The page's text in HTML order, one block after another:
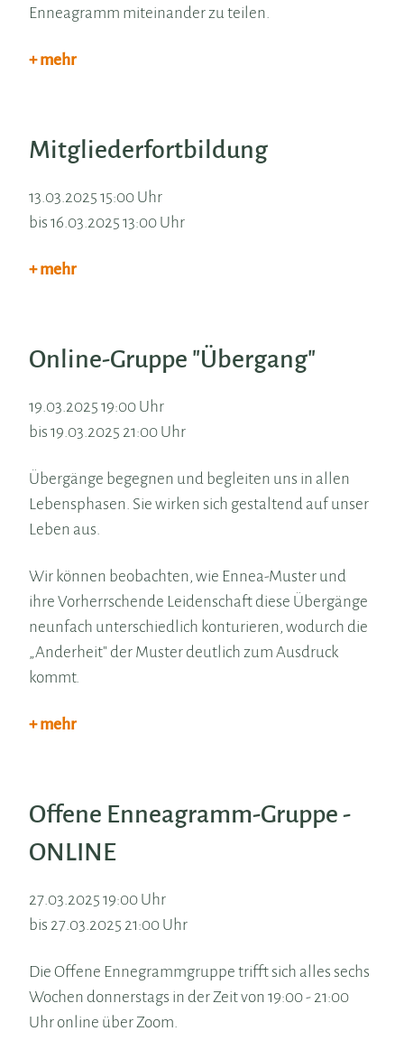
Enneagramm miteinander zu teilen.
+ mehr
Mitgliederfortbildung
13.03.2025 15:00 Uhr
bis 16.03.2025 13:00 Uhr
+ mehr
Online-Gruppe "Übergang"
19.03.2025 19:00 Uhr
bis 19.03.2025 21:00 Uhr
Übergänge begegnen und begleiten uns in allen
Lebensphasen. Sie wirken sich gestaltend auf unser
Leben aus.
Wir können beobachten, wie Ennea-Muster und
ihre Vorherrschende Leidenschaft diese Übergänge
neunfach unterschiedlich konturieren, wodurch die
„Anderheit" der Muster deutlich zum Ausdruck
kommt.
+ mehr
Offene Enneagramm-Gruppe -
ONLINE
27.03.2025 19:00 Uhr
bis 27.03.2025 21:00 Uhr
Die Offene Ennegrammgruppe trifft sich alles sechs
Wochen donnerstags in der Zeit von 19:00 - 21:00
Uhr online über Zoom.